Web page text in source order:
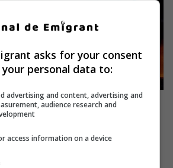
oameni la bord,
la aterizare. S-a
aeronavă
Japan Airlines a fost cuprins de flăcări
asks for your consent
personal data to:
advertising and content, advertising and
audience research and
access information on a device